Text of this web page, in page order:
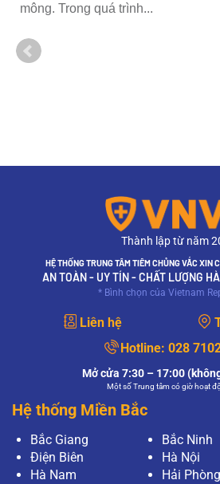
mông. Trong quá trình...
Thành lập từ năm
HỆ THỐNG TRUNG TÂM TIÊM CHỦNG VẮC XIN
AN TOÀN - UY TÍN - CHẤT LƯỢNG
* Bình chọn của Vietnam
Liên hệ
Hotline: 028
Mở cửa 7:30 – 17:00
Một số Trung tâm có giờ hoạt
Hệ thống Miền Bắc
Bắc Giang
Bắc Ninh
Điện Biên
Hà Nội
Hà Nam
Hải Phòng